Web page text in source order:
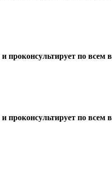
и проконсультирует по всем
и проконсультирует по всем